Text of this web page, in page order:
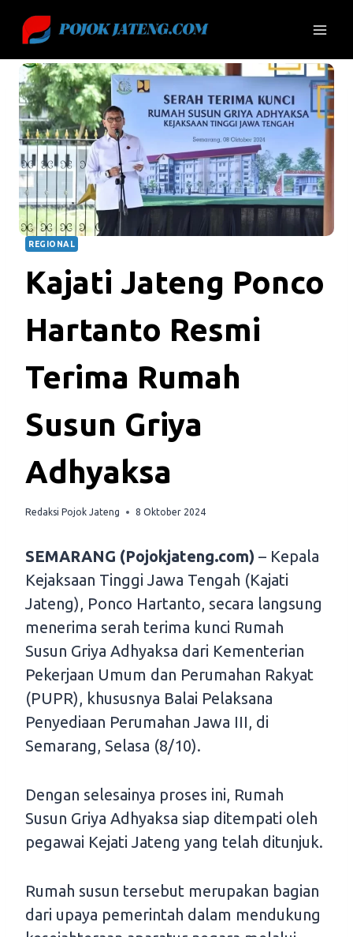
content
REGIONAL
Kajati Jateng Ponco
Hartanto Resmi
Terima Rumah
Susun Griya
Adhyaksa
Redaksi Pojok Jateng 8 Oktober 2024
SEMARANG (Pojokjateng.com) – Kepala
Kejaksaan Tinggi Jawa Tengah (Kajati
Jateng), Ponco Hartanto, secara langsung
menerima serah terima kunci Rumah
Susun Griya Adhyaksa dari Kementerian
Pekerjaan Umum dan Perumahan Rakyat
(PUPR), khususnya Balai Pelaksana
Penyediaan Perumahan Jawa III, di
Semarang, Selasa (8/10).
Dengan selesainya proses ini, Rumah
Susun Griya Adhyaksa siap ditempati oleh
pegawai Kejati Jateng yang telah ditunjuk.
Rumah susun tersebut merupakan bagian
dari upaya pemerintah dalam mendukung